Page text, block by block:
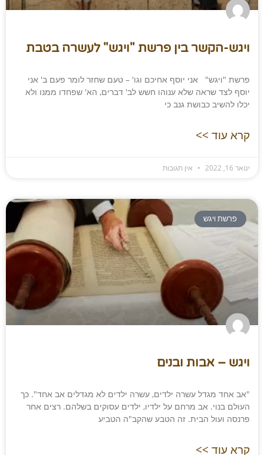
ויגש-הקשר בין פרשת "ויגש" לעשרה בטבת
פרשת "ויגש" אני יוסף אחיכם וגו' – טעם שחזר לומר פעם ב' אני
יוסף לצד שראה שלא ענוהו חשש לב' דברים, הא' שפחדו ממנו ולא
יכלו להשיב כבושת גנב כי
קרא עוד >>
ינואר 16, 2022 אין תגובות
פרשת ויגש
ויגש – אבות ובנים
"אב אחד מגדל עשרה ילדים, עשרה ילדים לא מגדלים אב אחד". כך
העולם בנוי. אב מרחם על ילדיו, ילדים עסוקים בשלהם. רצים אחר
פרנסה ועול הבית. זה הטבע שהקב"ה הטביע
קרא עוד >>